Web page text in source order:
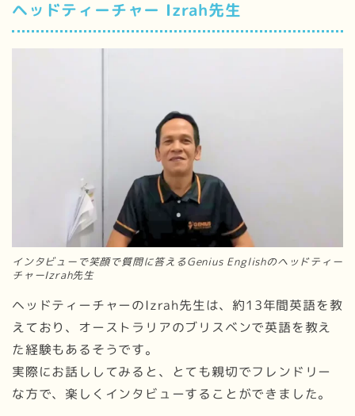
ヘッドティーチャー Izrah先生
インタビューで笑顔で質問に答えるGenius Englishのヘッドティー
チャーIzrah先生
ヘッドティーチャーのIzrah先生は、約13年間英語を教
えており、オーストラリアのブリスベンで英語を教え
た経験もあるそうです。
実際にお話ししてみると、とても親切でフレンドリー
な方で、楽しくインタビューすることができました。